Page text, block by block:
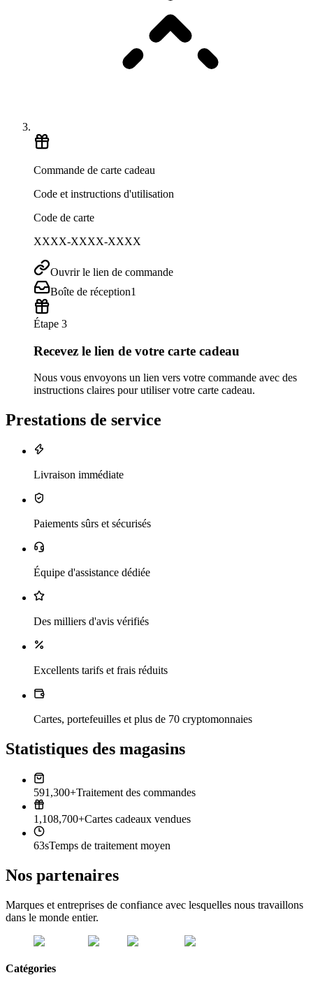
Commande de carte cadeau
Code et instructions d'utilisation
Code de carte
XXXX-XXXX-XXXX
Ouvrir le lien de commande
Boîte de réception1
Étape 3
Recevez le lien de votre carte cadeau
Nous vous envoyons un lien vers votre commande avec des
instructions claires pour utiliser votre carte cadeau.
Prestations de service
Livraison immédiate
Paiements sûrs et sécurisés
Équipe d'assistance dédiée
Des milliers d'avis vérifiés
Excellents tarifs et frais réduits
Cartes, portefeuilles et plus de 70 cryptomonnaies
Statistiques des magasins
591,300+Traitement des commandes
1,108,700+Cartes cadeaux vendues
63sTemps de traitement moyen
Nos partenaires
Marques et entreprises de confiance avec lesquelles nous travaillons
dans le monde entier.
Catégories